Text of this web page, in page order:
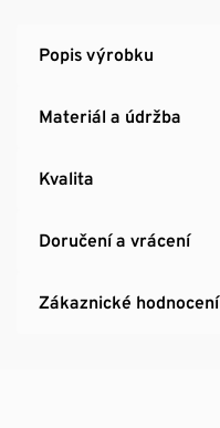
Popis výrobku
Materiál a údržba
Kvalita
Doručení a vrácení
Zákaznické hodnocení